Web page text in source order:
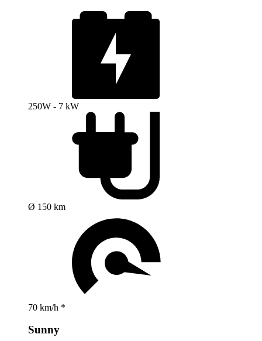
250W - 7 kW
Ø 150 km
70 km/h *
Sunny